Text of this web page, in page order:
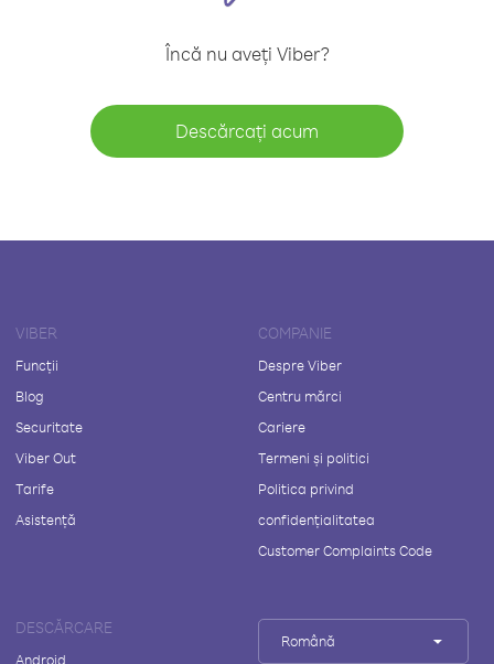
Încă nu aveți Viber?
Descărcați acum
VIBER
Funcții
Blog
Securitate
Viber Out
Tarife
Asistență
COMPANIE
Despre Viber
Centru mărci
Cariere
Termeni și politici
Politica privind
confidențialitatea
Customer Complaints Code
DESCĂRCARE
Android
Română